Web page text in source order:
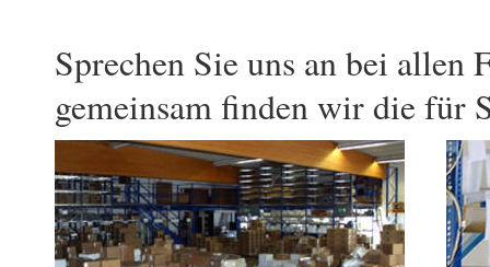
Sprechen Sie uns an bei allen
gemeinsam finden wir die für